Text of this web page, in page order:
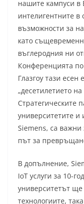
нашите кампуси в
интелигентните в
възможности за
като
въглеродния ни
Конференцията
Глазгоу тази
„десетилетието
Стратегическите
университетите и
Siemens, са важни
път за
В допълнение,
IoT услуги за 10-
университетът ще
технологиите,